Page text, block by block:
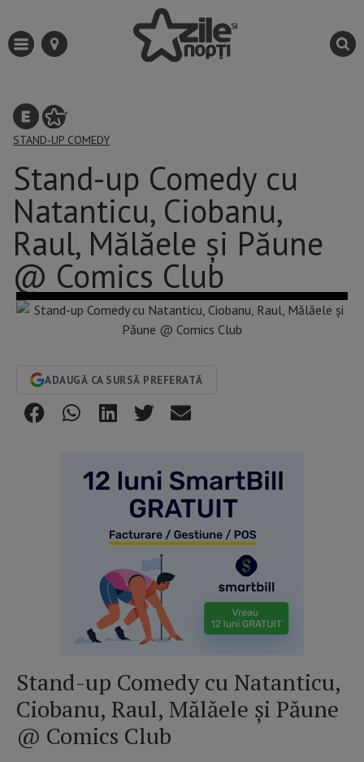
STAND-UP COMEDY
Stand-up Comedy cu
Natanticu, Ciobanu,
Raul, Mălăele și Păune
@ Comics Club
ADAUGĂ CA SURSĂ PREFERATĂ
Stand-up Comedy cu Natanticu,
Ciobanu, Raul, Mălăele și Păune
@ Comics Club